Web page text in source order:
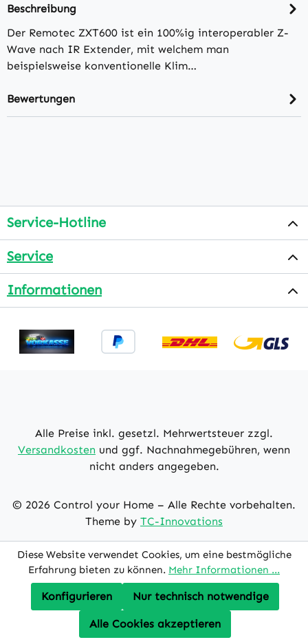
Beschreibung
Der Remotec ZXT600 ist ein 100%ig interoperabler Z-
Wave nach IR Extender, mit welchem man
beispielsweise konventionelle Klim…
Bewertungen
Service-Hotline
Service
Informationen
Alle Preise inkl. gesetzl. Mehrwertsteuer zzgl.
Versandkosten und ggf. Nachnahmegebühren, wenn
nicht anders angegeben.
© 2026 Control your Home – Alle Rechte vorbehalten.
Theme by TC-Innovations
Diese Website verwendet Cookies, um eine bestmögliche
Erfahrung bieten zu können. Mehr Informationen ...
Nur technisch notwendige
Konfigurieren
Alle Cookies akzeptieren